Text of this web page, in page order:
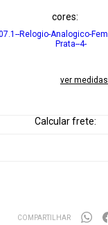
cores
ver medidas
Calcular frete:
COMPARTILHAR